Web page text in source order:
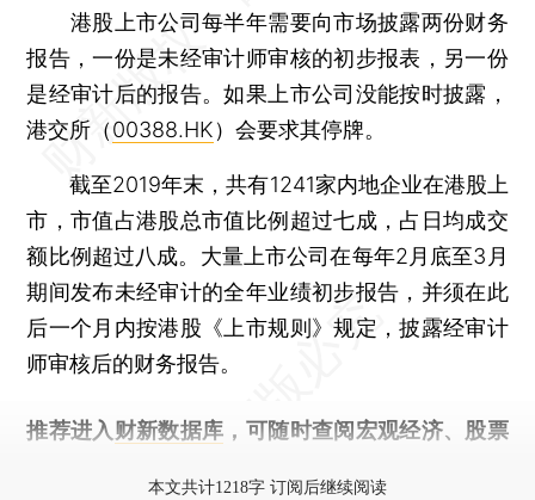
港股上市公司每半年需要向市场披露两份财务
报告，一份是未经审计师审核的初步报表，另一份
是经审计后的报告。如果上市公司没能按时披露，
港交所（00388.HK）会要求其停牌。
截至2019年末，共有1241家内地企业在港股上
市，市值占港股总市值比例超过七成，占日均成交
额比例超过八成。大量上市公司在每年2月底至3月
期间发布未经审计的全年业绩初步报告，并须在此
后一个月内按港股《上市规则》规定，披露经审计
师审核后的财务报告。
推荐进入 财新数据库 ，可随时查阅宏观经济、股票
本文共计1218字 订阅后继续阅读